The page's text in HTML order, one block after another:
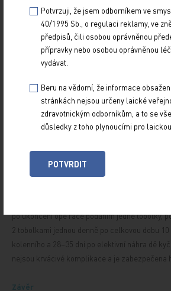
Na základě výše uvedených klinických studií je
prevenci VTE po elektivní náhradě kolenního a
po ukončení operace podáním jedné tobolky,
2 tobolkami jednou denně po celkovou dobu
kolenního a 28–35 dní po elektivní náhra dě
nejsou krvácivé komplikace a je zabezpečena
Závěr
Potvrzuji, že jsem odborníkem ve
40/1995 Sb., o regulaci reklamy, ve
předpisů, čili osobou oprávněnou
přípravky nebo osobou oprávněnou
vydávat.
Beru na vědomí, že informace
stránkách nejsou určeny laické
zdravotnickým odborníkům, a to se
důsledky z toho plynoucími pro
POTVRDIT